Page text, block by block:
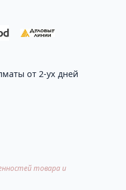
от 2-ух дней
товара и